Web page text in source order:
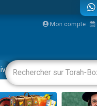
Mon compte
Livres